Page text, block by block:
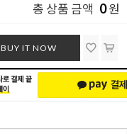
총 상품 금액 0원
BUY IT NOW